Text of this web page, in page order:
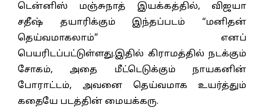
டென்னிஸ் மஞ்சுநாத் இயக்கத்தில், விஜயா
சதீஷ் தயாரிக்கும் இந்தப்படம் “மனிதன்
தெய்வமாகலாம்” எனப்
பெயரிடப்பட்டுள்ளது.இதில் கிராமத்தில் நடக்கும்
சோகம், அதை மீட்டெடுக்கும் நாயகனின்
போராட்டம், அவனை தெய்வமாக உயர்த்தும்
கதையே படத்தின் மையக்கரு.